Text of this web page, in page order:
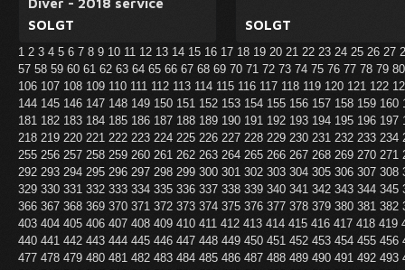
Diver - 2018 service
SOLGT
SOLGT
1 2 3 4 5 6 7 8 9 10 11 12 13 14 15 16 17 18 19 20 21 22 23 24 25 26 27
57 58 59 60 61 62 63 64 65 66 67 68 69 70 71 72 73 74 75 76 77 78 79
106 107 108 109 110 111 112 113 114 115 116 117 118 119 120 121 122
144 145 146 147 148 149 150 151 152 153 154 155 156 157 158 159 160
181 182 183 184 185 186 187 188 189 190 191 192 193 194 195 196 197
218 219 220 221 222 223 224 225 226 227 228 229 230 231 232 233 234
255 256 257 258 259 260 261 262 263 264 265 266 267 268 269 270 271
292 293 294 295 296 297 298 299 300 301 302 303 304 305 306 307 308
329 330 331 332 333 334 335 336 337 338 339 340 341 342 343 344 345
366 367 368 369 370 371 372 373 374 375 376 377 378 379 380 381 382
403 404 405 406 407 408 409 410 411 412 413 414 415 416 417 418 419
440 441 442 443 444 445 446 447 448 449 450 451 452 453 454 455 456
477 478 479 480 481 482 483 484 485 486 487 488 489 490 491 492 493